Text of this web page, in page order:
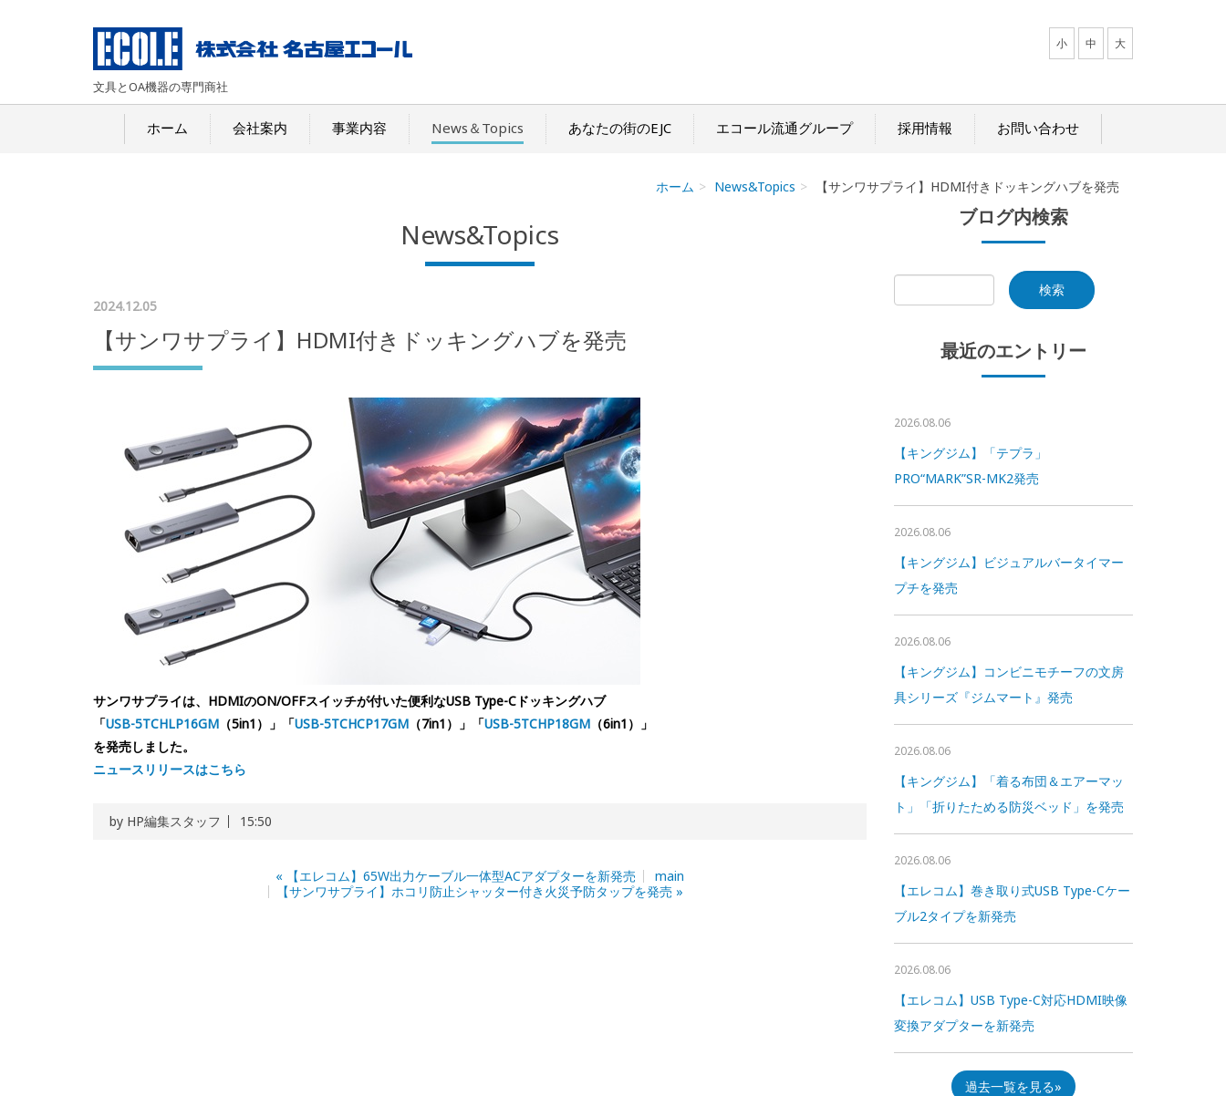
文具とOA機器の専門商社
小 中 大
ホーム 会社案内 事業内容 News＆Topics あなたの街のEJC エコール流通グループ 採用情報 お問い合わせ
ホーム News&Topics 【サンワサプライ】HDMI付きドッキングハブを発売
News&Topics
2024.12.05
【サンワサプライ】HDMI付きドッキングハブを発売
サンワサプライは、HDMIのON/OFFスイッチが付いた便利なUSB Type-Cドッキングハブ
「USB-5TCHLP16GM （5in1）」「USB-5TCHCP17GM （7in1）」「USB-5TCHP18GM （6in1）」
を発売しました。
ニュースリリースはこちら
by HP編集スタッフ 15:50
« 【エレコム】65W出力ケーブル一体型ACアダプターを新発売
main
【サンワサプライ】ホコリ防止シャッター付き火災予防タップを発売 »
ブログ内検索
最近のエントリー
2026.08.06
【キングジム】「テプラ」
PRO“MARK”SR-MK2発売
2026.08.06
【キングジム】ビジュアルバータイマー
プチを発売
2026.08.06
【キングジム】コンビニモチーフの文房
具シリーズ『ジムマート』発売
2026.08.06
【キングジム】「着る布団＆エアーマッ
ト」「折りたためる防災ベッド」を発売
2026.08.06
【エレコム】巻き取り式USB Type-Cケー
ブル2タイプを新発売
2026.08.06
【エレコム】USB Type-C対応HDMI映像
変換アダプターを新発売
過去一覧を見る